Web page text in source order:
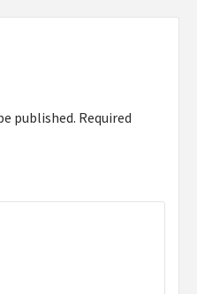
published. Required